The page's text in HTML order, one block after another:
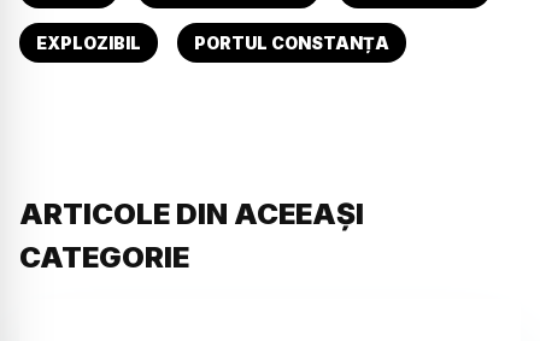
EXPLOZIBIL PORTUL CONSTANȚA
ARTICOLE DIN ACEEAȘI
CATEGORIE